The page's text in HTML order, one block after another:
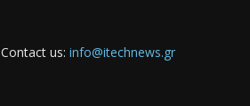
Contact us: info@itechnews.gr